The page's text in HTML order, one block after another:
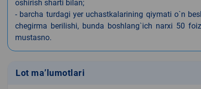
oshirish sharti bilan;
- barcha turdagi yer uchastkalarining qiymati o`n
chegirma berilishi, bunda boshlang`ich narxi 50
mustasno.
Lot ma’lumotlari